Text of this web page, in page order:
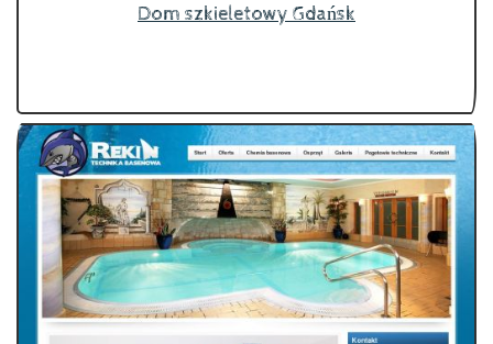
Dom szkieletowy Gdańsk